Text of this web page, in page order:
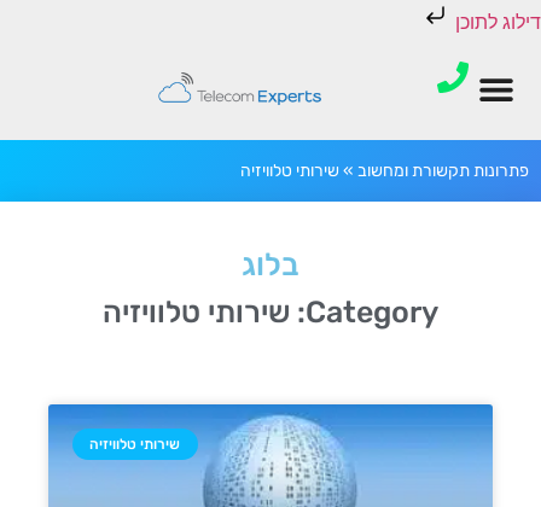
דילוג לתוכן
פתרונות תקשורת ומחשוב » שירותי טלוויזיה
בלוג
Category: שירותי טלוויזיה
שירותי טלוויזיה